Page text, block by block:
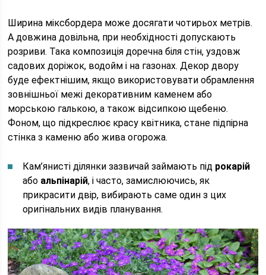
Ширина міксбордера може досягати чотирьох метрів.
А довжина довільна, при необхідності допускають
розриви. Така композиція доречна біля стін, уздовж
садових доріжок, водойм і на газонах. Декор двору
буде ефектнішим, якщо використовувати обрамлення
зовнішньої межі декоративним каменем або
морською галькою, а також відсипкою щебеню.
Фоном, що підкреслює красу квітника, стане підпірна
стінка з каменю або жива огорожа.
Кам’янисті ділянки зазвичай займають під рокарій
або альпінарій, і часто, замислюючись, як
прикрасити двір, вибирають саме один з цих
оригінальних видів планування.